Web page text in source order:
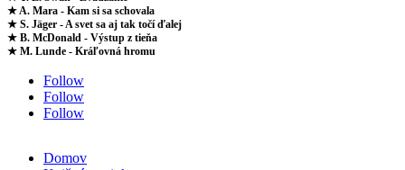
★ A. Mara - Kam si sa schovala
★ S. Jäger - A svet sa aj tak točí ďalej
★ B. McDonald - Výstup z tieňa
★ M. Lunde - Kráľovná hromu
Follow
Follow
Follow
Domov